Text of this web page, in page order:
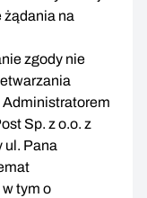
żądania na
zgody nie
Administratorem
Sp. z o.o. z
ul. Pana
tym o